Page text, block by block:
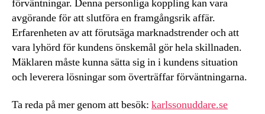
förväntningar. Denna personliga koppling kan vara
avgörande för att slutföra en framgångsrik affär.
Erfarenheten av att förutsäga marknadstrender och att
vara lyhörd för kundens önskemål gör hela skillnaden.
Mäklaren måste kunna sätta sig in i kundens situation
och leverera lösningar som överträffar förväntningarna.
Ta reda på mer genom att besök: karlssonuddare.se